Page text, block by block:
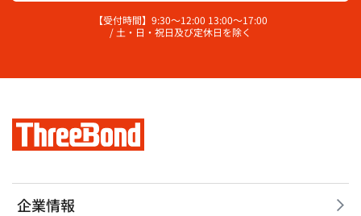
【受付時間】9:30～12:00 13:00～17:00
/ 土・日・祝日及び定休日を除く
企業情報